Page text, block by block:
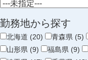
勤務地から探す
北海道 (20) 青森県 (5)
山形県 (9)
福島県 (9)